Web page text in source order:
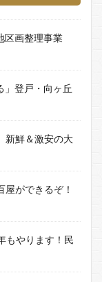
区画整理事業
」登戸・向ヶ丘
新鮮＆激安の大
屋ができるぞ！
もやります！民